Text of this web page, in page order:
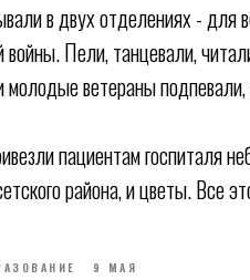
в двух отделениях - для
войны. Пели, танцевали,
ветераны
пациентам госпиталя
района, и цветы. Все
9 МАЯ